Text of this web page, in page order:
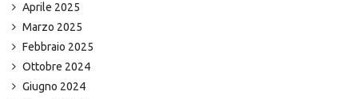
Aprile 2025
Marzo 2025
Febbraio 2025
Ottobre 2024
Giugno 2024